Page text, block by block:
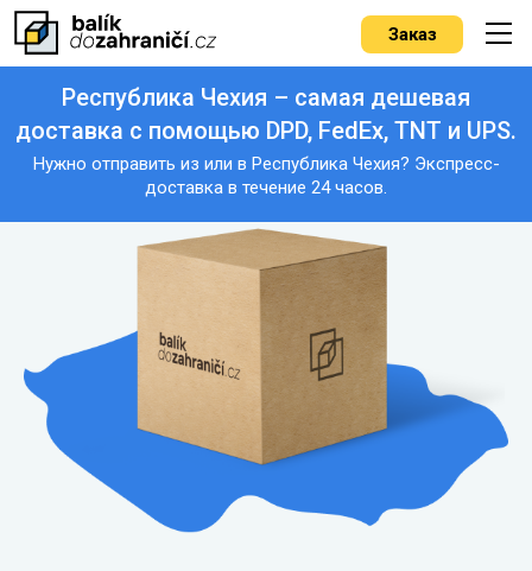
Заказ
Республика Чехия – самая дешевая
доставка с помощью DPD, FedEx, TNT и UPS.
Нужно отправить из или в Республика Чехия? Экспресс-
доставка в течение 24 часов.